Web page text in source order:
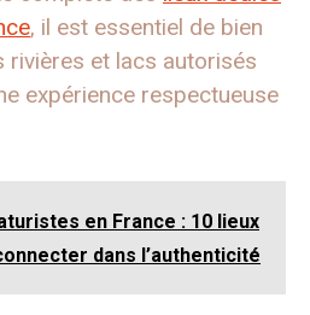
, il est essentiel de bien
rivières et lacs autorisés
expérience respectueuse
en France : 10 lieux
dans l’authenticité